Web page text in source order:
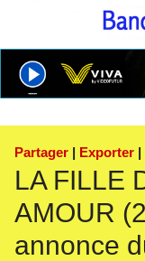
Partager | Exporter |
LA FILLE
AMOUR
annonce